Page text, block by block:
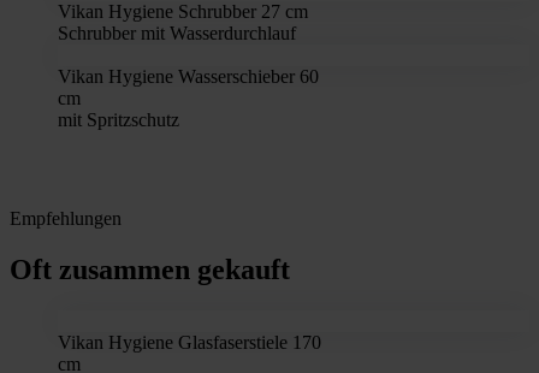
Vikan Hygiene Schrubber 27 cm
Schrubber mit Wasserdurchlauf
Vikan Hygiene Wasserschieber 60
cm
mit Spritzschutz
Empfehlungen
Oft zusammen gekauft
Vikan Hygiene Glasfaserstiele 170
cm